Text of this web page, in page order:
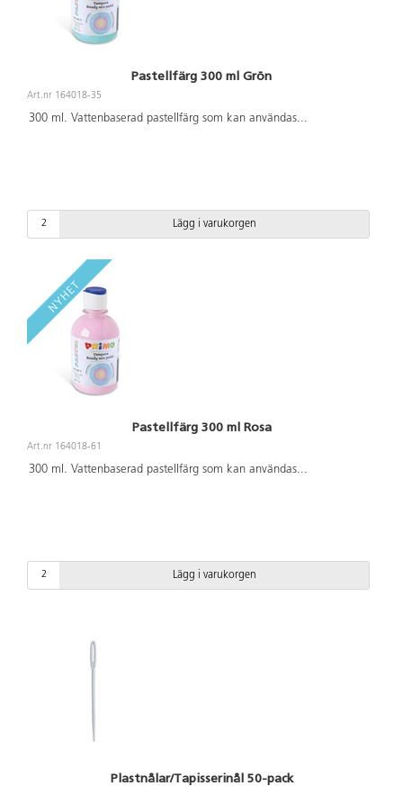
Pastellfärg 300 ml Grön
Art.nr 164018-35
300 ml. Vattenbaserad pastellfärg som kan användas...
Lägg i varukorgen
Pastellfärg 300 ml Rosa
Art.nr 164018-61
300 ml. Vattenbaserad pastellfärg som kan användas...
Lägg i varukorgen
Plastnålar/Tapisserinål 50-pack